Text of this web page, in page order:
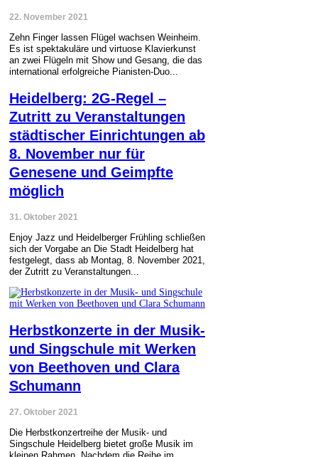
22. November 2021
Zehn Finger lassen Flügel wachsen Weinheim.
Es ist spektakuläre und virtuose Klavierkunst
an zwei Flügeln mit Show und Gesang, die das
international erfolgreiche Pianisten-Duo...
Heidelberg: 2G-Regel –
Zutritt zu Veranstaltungen
städtischer Einrichtungen ab
8. November nur für
Genesene und Geimpfte
möglich
31. Oktober 2021
Enjoy Jazz und Heidelberger Frühling schließen
sich der Vorgabe an Die Stadt Heidelberg hat
festgelegt, dass ab Montag, 8. November 2021,
der Zutritt zu Veranstaltungen...
Herbstkonzerte in der Musik-
und Singschule mit Werken
von Beethoven und Clara
Schumann
27. Oktober 2021
Die Herbstkonzertreihe der Musik- und
Singschule Heidelberg bietet große Musik im